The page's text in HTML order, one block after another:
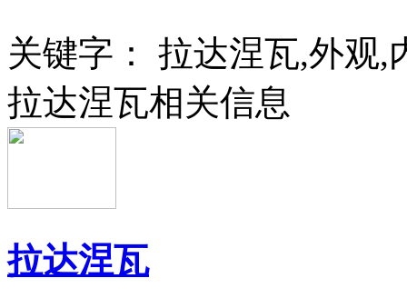
关键字： 拉达涅瓦,外观,
拉达涅瓦相关信息
拉达涅瓦